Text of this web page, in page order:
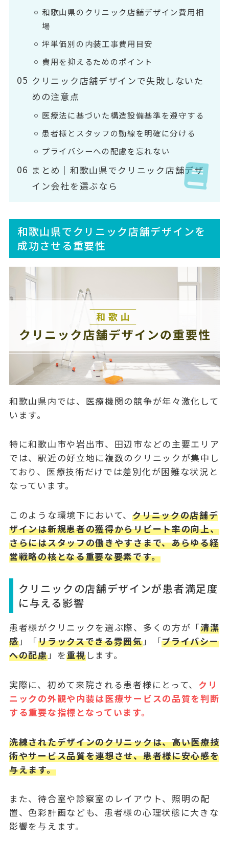
和歌山県のクリニック店舗デザイン費用相
場
坪単価別の内装工事費用目安
費用を抑えるためのポイント
クリニック店舗デザインで失敗しないた
めの注意点
医療法に基づいた構造設備基準を遵守する
患者様とスタッフの動線を明確に分ける
プライバシーへの配慮を忘れない
まとめ｜和歌山県でクリニック店舗デザ
イン会社を選ぶなら
和歌山県でクリニック店舗デザインを
成功させる重要性
和歌山県内では、医療機関の競争が年々激化して
います。
特に和歌山市や岩出市、田辺市などの主要エリア
では、駅近の好立地に複数のクリニックが集中し
ており、医療技術だけでは差別化が困難な状況と
なっています。
このような環境下において、クリニックの店舗デ
ザインは新規患者の獲得からリピート率の向上、
さらにはスタッフの働きやすさまで、あらゆる経
営戦略の核となる重要な要素です。
クリニックの店舗デザインが患者満足度
に与える影響
患者様がクリニックを選ぶ際、多くの方が「清潔
感」「リラックスできる雰囲気」「プライバシー
への配慮」を重視します。
実際に、初めて来院される患者様にとって、 クリ
ニックの外観や内装は医療サービスの品質を判断
する重要な指標となっています。
洗練されたデザインのクリニックは、高い医療技
術やサービス品質を連想させ、患者様に安心感を
与えます。
また、待合室や診察室のレイアウト、照明の配
置、色彩計画なども、患者様の心理状態に大きな
影響を与えます。